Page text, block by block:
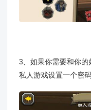
3、如果你需要和你
私人游戏设置一个密